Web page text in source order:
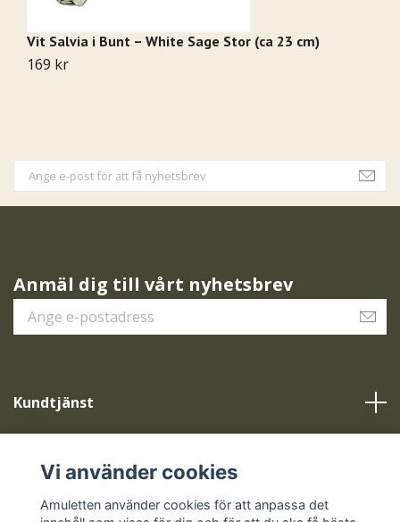
Vit Salvia i Bunt – White Sage Stor (ca 23 cm)
169 kr
Anmäl dig till vårt nyhetsbrev
Kundtjänst
Sociala medier
Vi använder cookies
Amuletten använder cookies för att anpassa det